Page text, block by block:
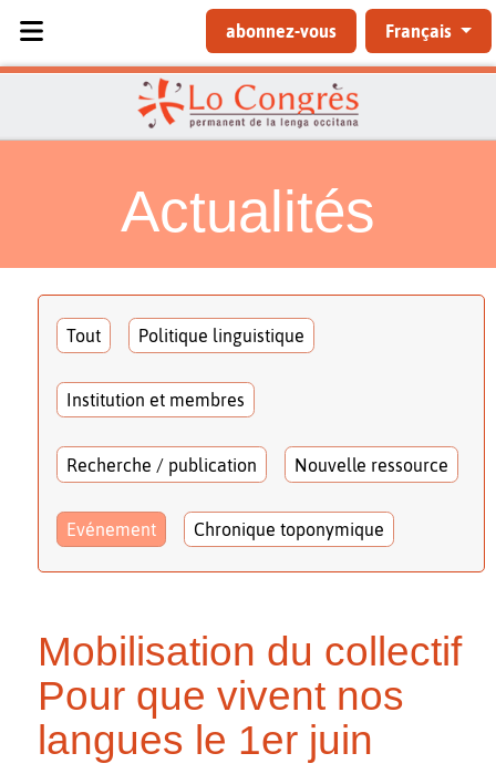
abonnez-vous Français
Actualités
Tout Politique linguistique
Institution et membres
Recherche / publication Nouvelle ressource
Evénement Chronique toponymique
Mobilisation du collectif
Pour que vivent nos
langues le 1er juin